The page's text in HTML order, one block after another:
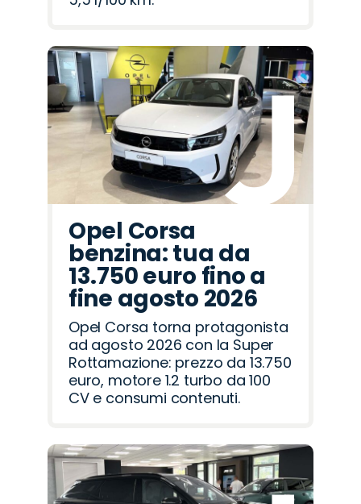
Opel Corsa
benzina: tua da
13.750 euro fino a
fine agosto 2026
Opel Corsa torna protagonista
ad agosto 2026 con la Super
Rottamazione: prezzo da 13.750
euro, motore 1.2 turbo da 100
CV e consumi contenuti.